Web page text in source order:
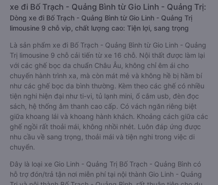
xe đi Bố Trạch - Quảng Bình từ Gio Linh - Quảng Trị:
Dòng xe đi Bố Trạch - Quảng Bình từ Gio Linh - Quảng Trị
limousine 9 chỗ vip, chất lượng cao: Tiện lợi, sang trọng
Là sản phẩm xe đi Bố Trạch - Quảng Bình từ Gio Linh - Quảng
Trị limousine 9 chỗ cải tiến từ xe 16 chỗ. Nội thất được làm lại
với các ghế bọc da chuẩn Châu Âu, không chỉ êm ái cho
chuyến hành trình xa, mà còn mát mẻ và không hề bị hầm bí
như các ghế bọc da bình thường. Kèm theo các ghế có nhiều
tiện nghi hiện đại như ti-vi, tủ lạnh mini, ổ cắm usb, đèn đọc
sách, hệ thống âm thanh cao cấp. Có vách ngăn riêng biệt
giữa khoang lái và khoang hành khách. Khoảng cách giữa các
ghế ngồi rất thoải mái, không nhồi nhét. Luôn đáp ứng được
nhu cầu về sang trọng, thoải mái và tiện nghi trong việc di
chuyển.
Đây là loại xe Gio Linh - Quảng Trị Bố Trạch - Quảng Bình có
hỗ trợ đón/trả tận nơi miễn phí tại nội thành Gio Linh - Quảng